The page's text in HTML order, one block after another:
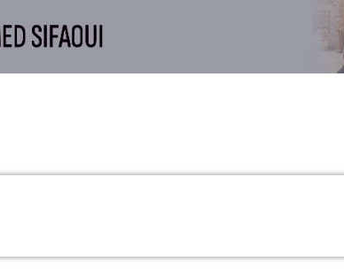
SHAVOUA TOV « LE GRAND PLATEAU » / DANS
11:30 - 12:30